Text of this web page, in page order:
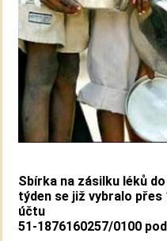
Sbírka na zásilku léků
týden se již vybralo
účtu
51-1876160257/0100